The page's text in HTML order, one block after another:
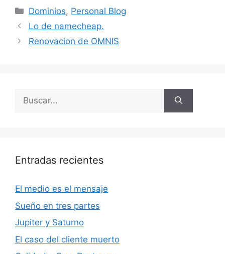
Categorías
Dominios, Personal Blog
Lo de namecheap.
Renovacion de OMNIS
Buscar:
Entradas recientes
El medio es el mensaje
Sueño en tres partes
Jupiter y Saturno
El caso del cliente muerto